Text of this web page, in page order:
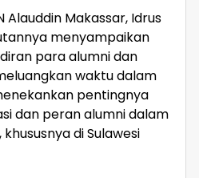
Alauddin Makassar, Idrus
menyampaikan
para alumni dan
waktu dalam
pentingnya
dan peran alumni dalam
di Sulawesi